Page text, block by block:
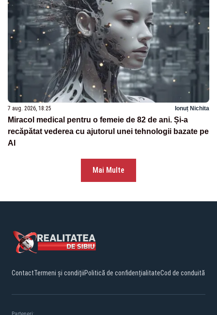
7 aug. 2026, 18:25 Ionuț Nichita
Miracol medical pentru o femeie de 82 de ani. Și-a
recăpătat vederea cu ajutorul unei tehnologii bazate pe
AI
Mai Multe
ContactTermeni și condițiiPolitică de confidențialitateCod de conduită